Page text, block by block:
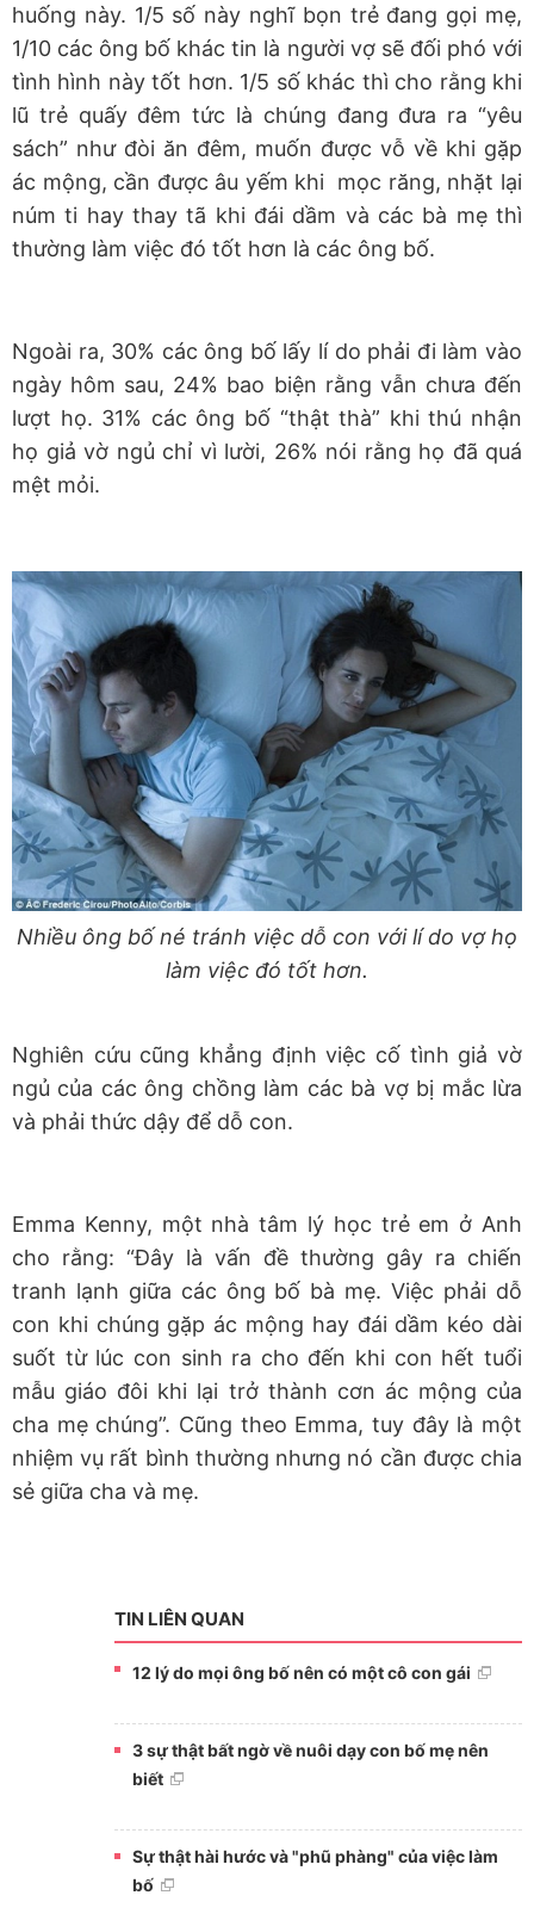
huống này. 1/5 số này nghĩ bọn trẻ đang gọi mẹ,
1/10 các ông bố khác tin là người vợ sẽ đối phó với
tình hình này tốt hơn. 1/5 số khác thì cho rằng khi
lũ trẻ quấy đêm tức là chúng đang đưa ra “yêu
sách” như đòi ăn đêm, muốn được vỗ về khi gặp
ác mộng, cần được âu yếm khi mọc răng, nhặt lại
núm ti hay thay tã khi đái dầm và các bà mẹ thì
thường làm việc đó tốt hơn là các ông bố.
Ngoài ra, 30% các ông bố lấy lí do phải đi làm vào
ngày hôm sau, 24% bao biện rằng vẫn chưa đến
lượt họ. 31% các ông bố “thật thà” khi thú nhận
họ giả vờ ngủ chỉ vì lười, 26% nói rằng họ đã quá
mệt mỏi.
Nhiều ông bố né tránh việc dỗ con với lí do vợ họ
làm việc đó tốt hơn.
Nghiên cứu cũng khẳng định việc cố tình giả vờ
ngủ của các ông chồng làm các bà vợ bị mắc lừa
và phải thức dậy để dỗ con.
Emma Kenny, một nhà tâm lý học trẻ em ở Anh
cho rằng: “Đây là vấn đề thường gây ra chiến
tranh lạnh giữa các ông bố bà mẹ. Việc phải dỗ
con khi chúng gặp ác mộng hay đái dầm kéo dài
suốt từ lúc con sinh ra cho đến khi con hết tuổi
mẫu giáo đôi khi lại trở thành cơn ác mộng của
cha mẹ chúng”. Cũng theo Emma, tuy đây là một
nhiệm vụ rất bình thường nhưng nó cần được chia
sẻ giữa cha và mẹ.
TIN LIÊN QUAN
12 lý do mọi ông bố nên có một cô con gái
3 sự thật bất ngờ về nuôi dạy con bố mẹ nên
biết
Sự thật hài hước và "phũ phàng" của việc làm
bố